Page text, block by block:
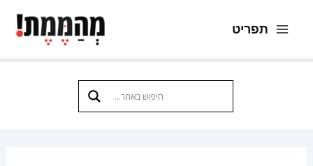
לתוכן
תפריט